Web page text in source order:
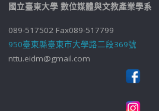
國立臺東大學 數位媒體與文教產業學系
089-517502 Fax089-517799
950臺東縣臺東市大學路二段369號
nttu.eidm@gmail.com